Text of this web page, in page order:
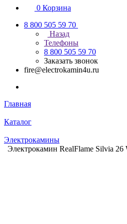
0 Корзина
8 800 505 59 70
Назад
Телефоны
8 800 505 59 70
Заказать звонок
fire@electrokamin4u.ru
Главная
Каталог
Электрокамины
Электрокамин RealFlame Silvia